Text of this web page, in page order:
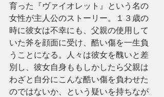
育った『ヴァイオレット』という名の
女性が主人公のストーリー。１３歳の
時に彼女は不幸にも、父親の使用して
いた斧を顔面に受け、酷い傷を一生負
うことになる。人々は彼女を醜いと差
別し、彼女自身ももしかしたら父親は
わざと自分にこんな酷い傷を負わせた
のではないか、という疑いを持ちなが